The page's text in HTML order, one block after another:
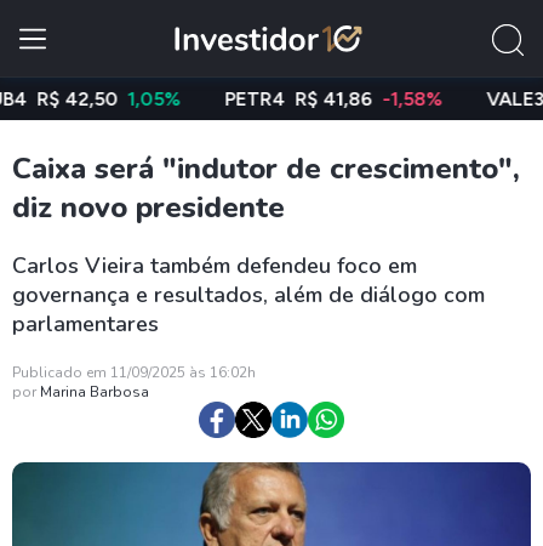
42,50 1,05% PETR4 R$ 41,86 -1,58% VALE3 R$
Caixa será "indutor de crescimento",
diz novo presidente
Carlos Vieira também defendeu foco em
governança e resultados, além de diálogo com
parlamentares
Publicado em 11/09/2025 às 16:02h
por Marina Barbosa